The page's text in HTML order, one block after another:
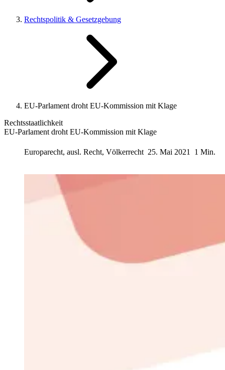
Rechtspolitik & Gesetzgebung
EU-Parlament droht EU-Kommission mit Klage
Rechtsstaatlichkeit
EU-Parlament droht EU-Kommission mit Klage
Europarecht, ausl. Recht, Völkerrecht 25. Mai 2021 1 Min.